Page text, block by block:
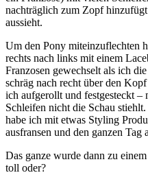
nachträglich zum Zopf
aussieht.
Um den Pony miteinzuflechten
rechts nach links mit einem
Franzosen gewechselt als ich
schräg nach recht über den
ich aufgerollt und festgesteckt
Schleifen nicht die Schau
habe ich mit etwas Styling
ausfransen und den ganzen Tag
Das ganze wurde dann zu
toll oder?